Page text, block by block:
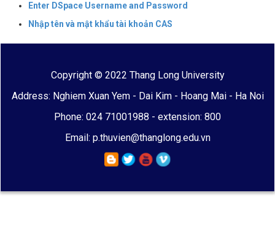
Enter DSpace Username and Password
Nhập tên và mật khẩu tài khoản CAS
Copyright © 2022 Thang Long University
Address: Nghiem Xuan Yem - Dai Kim - Hoang Mai - Ha Noi
Phone: 024 71001988 - extension: 800
Email: p.thuvien@thanglong.edu.vn